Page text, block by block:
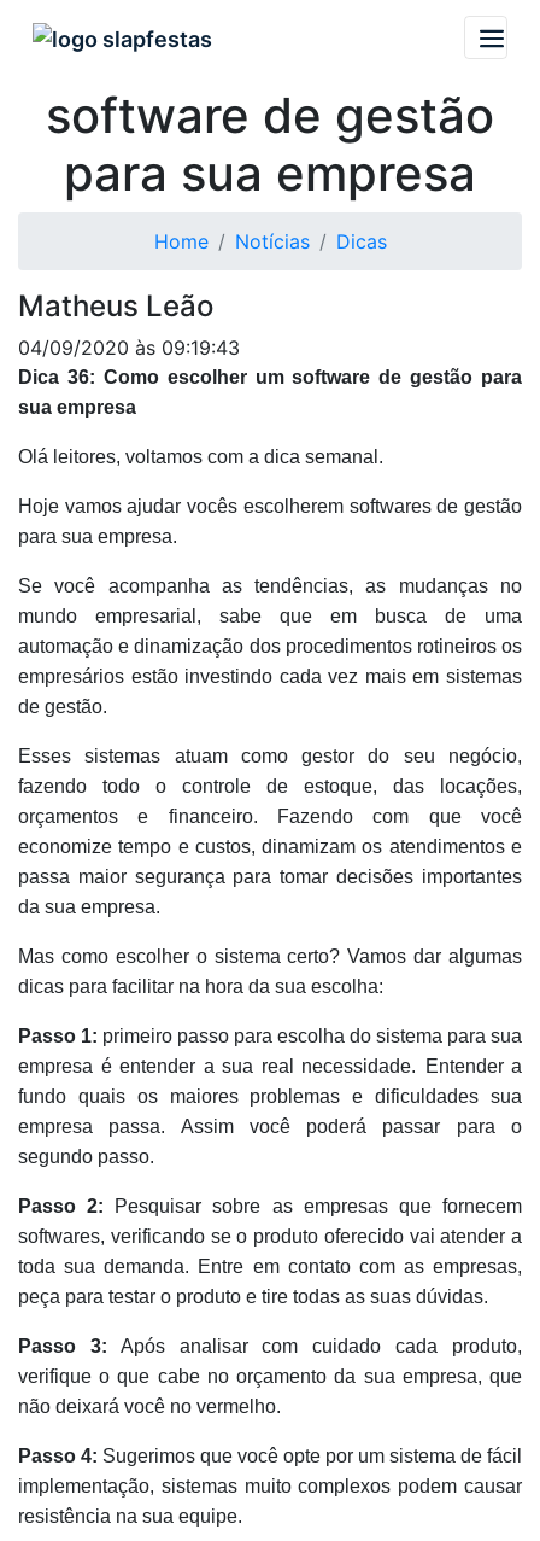
Como escolher um
software de gestão
para sua empresa
Home Notícias Dicas
Matheus Leão
04/09/2020 às 09:19:43
Dica 36: Como escolher um software de gestão para
sua empresa
Olá leitores, voltamos com a dica semanal.
Hoje vamos ajudar vocês escolherem softwares de gestão
para sua empresa.
Se você acompanha as tendências, as mudanças no
mundo empresarial, sabe que em busca de uma
automação e dinamização dos procedimentos rotineiros os
empresários estão investindo cada vez mais em sistemas
de gestão.
Esses sistemas atuam como gestor do seu negócio,
fazendo todo o controle de estoque, das locações,
orçamentos e financeiro. Fazendo com que você
economize tempo e custos, dinamizam os atendimentos e
passa maior segurança para tomar decisões importantes
da sua empresa.
Mas como escolher o sistema certo? Vamos dar algumas
dicas para facilitar na hora da sua escolha:
Passo 1: primeiro passo para escolha do sistema para sua
empresa é entender a sua real necessidade.
Entender a
fundo quais os maiores problemas e dificuldades sua
empresa passa. Assim você poderá passar para o
segundo passo.
Passo 2: Pesquisar sobre as empresas que fornecem
softwares, verificando se o produto oferecido vai atender a
toda sua demanda. Entre em contato com as empresas,
peça para testar o produto e tire todas as suas dúvidas.
Passo 3: Após analisar com cuidado cada produto,
verifique o que cabe no orçamento da sua empresa, que
não deixará você no vermelho.
Passo 4: Sugerimos que você opte por um sistema de fácil
implementação, sistemas muito complexos podem causar
resistência na sua equipe.